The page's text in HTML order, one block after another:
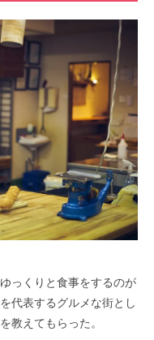
っくりと食事をするのが
代表するグルメな街とし
教えてもらった。